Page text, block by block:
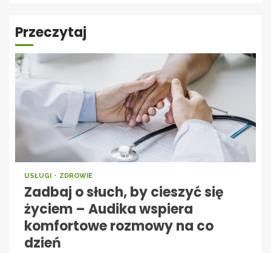
Przeczytaj
USŁUGI ZDROWIE
Zadbaj o słuch, by cieszyć się
życiem – Audika wspiera
komfortowe rozmowy na co
dzień